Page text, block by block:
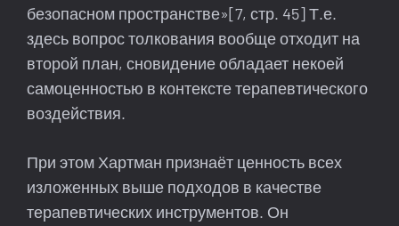
безопасном пространстве»[7, стр. 45] Т.е.
здесь вопрос толкования вообще отходит на
второй план, сновидение обладает некоей
самоценностью в контексте терапевтического
воздействия.
При этом Хартман признаёт ценность всех
изложенных выше подходов в качестве
терапевтических инструментов. Он